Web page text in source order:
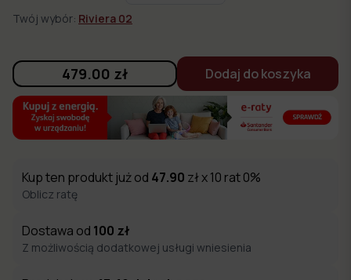
Twój wybór: Riviera 02
479.00 zł Dodaj do koszyka
Kup ten produkt już od 47.90 zł x 10 rat 0%
Oblicz ratę
Dostawa od 100 zł
Z możliwością dodatkowej usługi wniesienia